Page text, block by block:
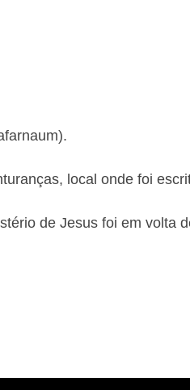
local onde foi
de Jesus foi em volta